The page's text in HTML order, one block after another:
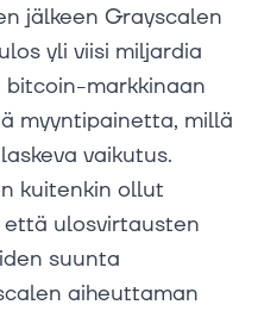
jälkeen Grayscalen
yli viisi miljardia
markkinaan
myyntipainetta, millä
vaikutus.
kuitenkin ollut
että ulosvirtausten
suunta
aiheuttaman